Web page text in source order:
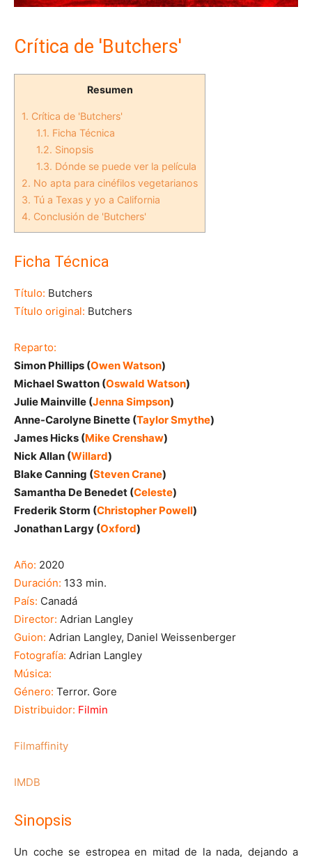
Crítica de 'Butchers'
Resumen
1. Crítica de 'Butchers'
1.1. Ficha Técnica
1.2. Sinopsis
1.3. Dónde se puede ver la película
2. No apta para cinéfilos vegetarianos
3. Tú a Texas y yo a California
4. Conclusión de 'Butchers'
Ficha Técnica
Título: Butchers
Título original: Butchers
Reparto:
Simon Phillips (Owen Watson)
Michael Swatton (Oswald Watson)
Julie Mainville (Jenna Simpson)
Anne-Carolyne Binette (Taylor Smythe)
James Hicks (Mike Crenshaw)
Nick Allan (Willard)
Blake Canning (Steven Crane)
Samantha De Benedet (Celeste)
Frederik Storm (Christopher Powell)
Jonathan Largy (Oxford)
Año: 2020
Duración: 133 min.
País: Canadá
Director: Adrian Langley
Guion: Adrian Langley, Daniel Weissenberger
Fotografía: Adrian Langley
Música:
Género: Terror. Gore
Distribuidor: Filmin
Filmaffinity
IMDB
Sinopsis
Un coche se estropea en mitad de la nada, dejando a